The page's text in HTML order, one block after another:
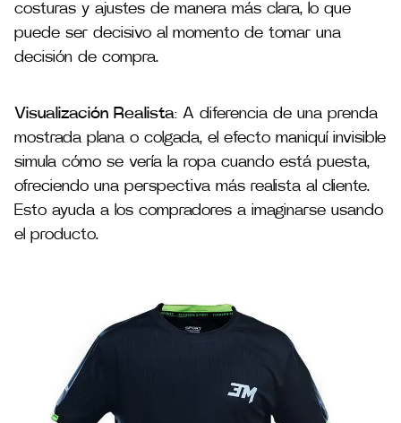
costuras y ajustes de manera más clara, lo que
puede ser decisivo al momento de tomar una
decisión de compra​.
Visualización Realista: A diferencia de una prenda
mostrada plana o colgada, el efecto maniquí invisible
simula cómo se vería la ropa cuando está puesta,
ofreciendo una perspectiva más realista al cliente.
Esto ayuda a los compradores a imaginarse usando
el producto.